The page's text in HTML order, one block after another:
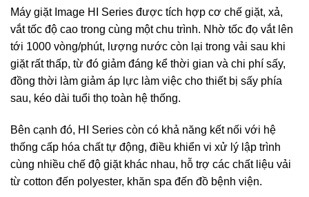
Máy giặt Image HI Series được tích hợp cơ chế giặt, xả,
vắt tốc độ cao trong cùng một chu trình. Nhờ tốc đọ vắt lên
tới 1000 vòng/phút, lượng nước còn lại trong vải sau khi
giặt rất thấp, từ đó giảm đáng kể thời gian và chi phí sấy,
đồng thời làm giảm áp lực làm việc cho thiết bị sấy phía
sau, kéo dài tuổi thọ toàn hệ thống.
Bên cạnh đó, HI Series còn có khả năng kết nối với hệ
thống cấp hóa chất tự động, điều khiển vi xử lý lập trình
cùng nhiều chế độ giặt khác nhau, hỗ trợ các chất liệu vải
từ cotton đến polyester, khăn spa đến đồ bệnh viện.